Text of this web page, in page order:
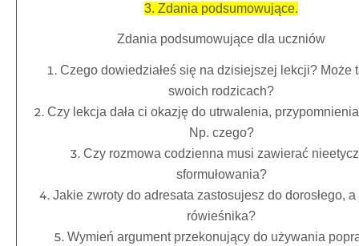
3. Zdania podsumowujące.
Zdania podsumowujące dla uczniów
Czego dowiedziałeś się na dzisiejszej lekcji? Może
swoich rodzicach?
Czy lekcja dała ci okazję do utrwalenia,
Np. czego?
Czy rozmowa codzienna musi zawierać
sformułowania?
Jakie zwroty do adresata zastosujesz do dorosłego,
rówieśnika?
Wymień argument przekonujący do używania